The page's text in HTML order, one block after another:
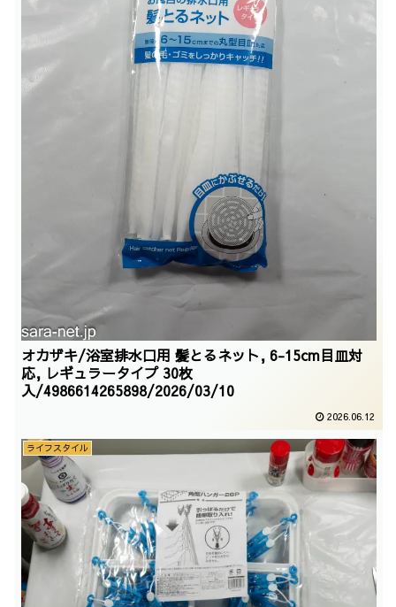
オカザキ/浴室排水口用 髪とるネット, 6-15cm目皿対
応, レギュラータイプ 30枚
入/4986614265898/2026/03/10
2026.06.12
ライフスタイル